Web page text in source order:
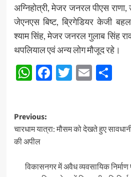
अग्निहोत्री, मेजर जनरल पीएस
जेएनएस बिष्ट, ब्रिगेडियर केजी
श्याम सिंह, मेजर जनरल गुलाब सिंह
थपलियाल एवं अन्य लोग मौजूद रहे।
WhatsApp
Facebook
Twitter
Email
Post
navigation
Previous:
चारधाम यात्रा: मौसम को देखते हुए
की अपील
विकासनगर में अवैध व्यवसायिक निर्माण